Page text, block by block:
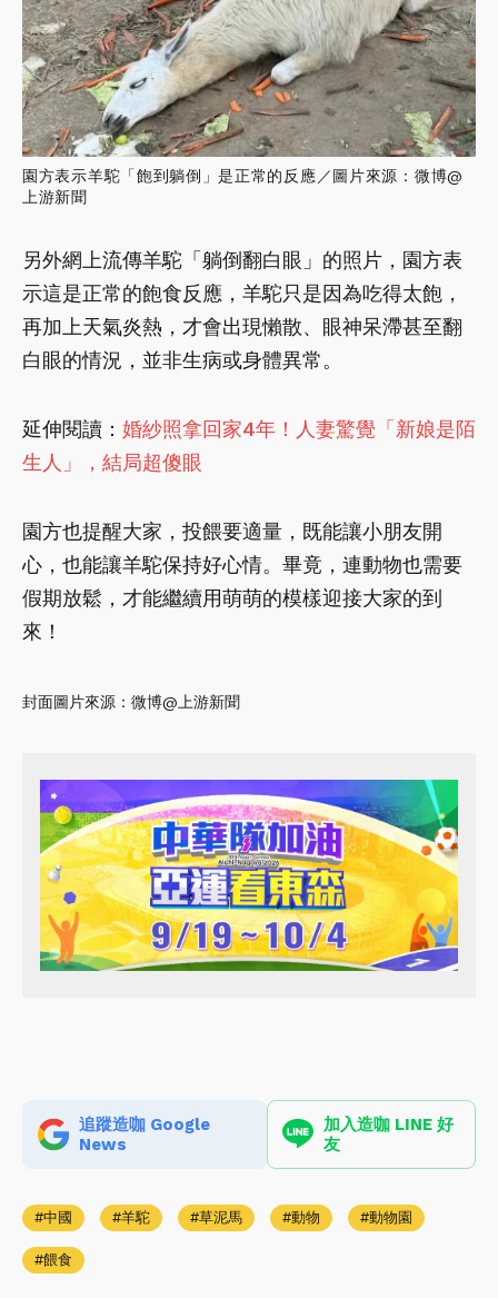
園方表示羊駝「飽到躺倒」是正常的反應／圖片來源：微博@
上游新聞
另外網上流傳羊駝「躺倒翻白眼」的照片，園方表
示這是正常的飽食反應，羊駝只是因為吃得太飽，
再加上天氣炎熱，才會出現懶散、眼神呆滯甚至翻
白眼的情況，並非生病或身體異常。
延伸閱讀： 婚紗照拿回家4年！人妻驚覺「新娘是陌
生人」，結局超傻眼
園方也提醒大家，投餵要適量，既能讓小朋友開
心，也能讓羊駝保持好心情。畢竟，連動物也需要
假期放鬆，才能繼續用萌萌的模樣迎接大家的到
來！
封面圖片來源：微博@上游新聞
追蹤造咖 Google
News
加入造咖 LINE 好
友
中國 羊駝 草泥馬 動物 動物園
餵食